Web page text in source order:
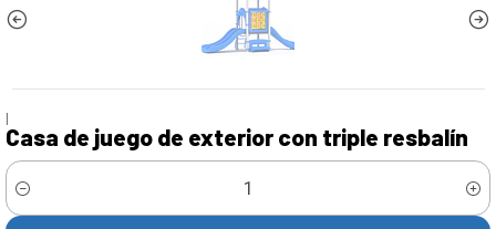
|
Casa de juego de exterior con triple resbalín
Cantidad